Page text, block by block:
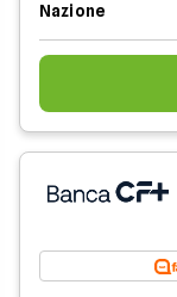
Nazione